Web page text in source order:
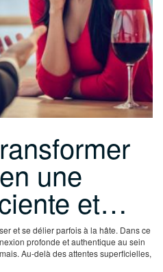
une
et…
et se délier parfois à la hâte. Dans ce
profonde et authentique au sein
Au-delà des attentes superficielles,